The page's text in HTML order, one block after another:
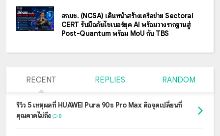
สกมช. (NCSA) เดินหน้าสร้างเครือข่าย Sectoral
CERT รับมือภัยไซเบอร์ยุค AI พร้อมวางรากฐานสู่
Post-Quantum พร้อม MoU กับ TBS
RECENT REPLIES RANDOM
รีวิว 5 เหตุผลที่ HUAWEI Pura 90s Pro Max คือจุดเปลี่ยนที่
คุณคาดไม่ถึง
0